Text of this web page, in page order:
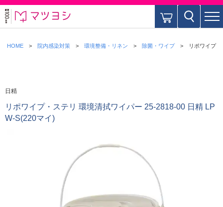
HOME 院内感染対策 環境整備・リネン 除菌・ワイプ リポワイプ
日精
リポワイプ・ステリ 環境清拭ワイパー 25-2818-00 日精 LP
W-S(220マイ)